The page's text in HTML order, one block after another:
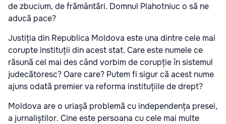
de zbucium, de frământări. Domnul Plahotniuc o să ne
aducă pace?
Justiția din Republica Moldova este una dintre cele mai
corupte instituții din acest stat. Care este numele ce
răsună cel mai des când vorbim de corupție în sistemul
judecătoresc? Oare care? Putem fi sigur că acest nume
ajuns odată premier va reforma instituțiile de drept?
Moldova are o uriașă problemă cu independența presei,
a jurnaliștilor. Cine este persoana cu cele mai multe